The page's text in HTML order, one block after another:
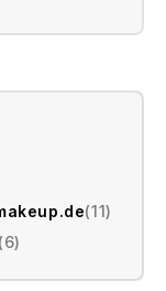
(11)
(6)